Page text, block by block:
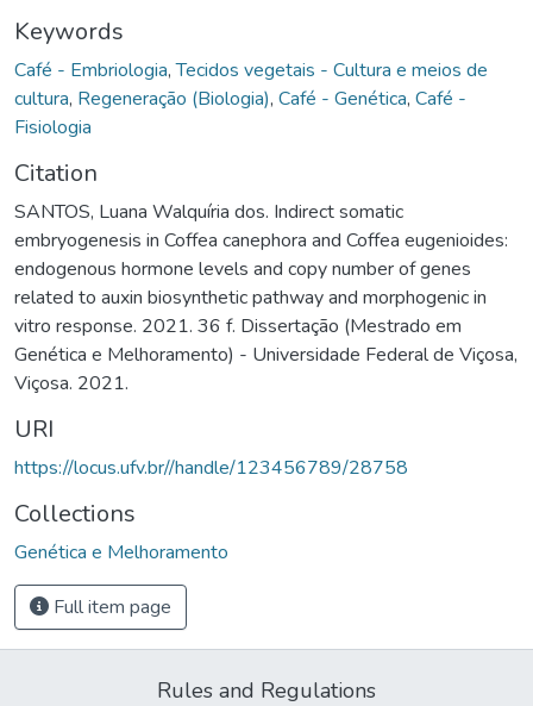
Keywords
Café - Embriologia,Tecidos vegetais - Cultura e meios de
cultura, Regeneração (Biologia), Café - Genética, Café -
Fisiologia
Citation
SANTOS, Luana Walquíria dos. Indirect somatic
embryogenesis in Coffea canephora and Coffea eugenioides:
endogenous hormone levels and copy number of genes
related to auxin biosynthetic pathway and morphogenic in
vitro response. 2021. 36 f. Dissertação (Mestrado em
Genética e Melhoramento) - Universidade Federal de Viçosa,
Viçosa. 2021.
URI
https://locus.ufv.br//handle/123456789/28758
Collections
Genética e Melhoramento
Full item page
Rules and Regulations